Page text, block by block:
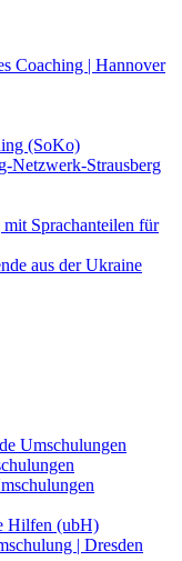
Coaching | Hannover
(SoKo)
Netzwerk-Strausberg
Sprachanteilen für
aus der Ukraine
Umschulungen
Hilfen (ubH)
| Dresden